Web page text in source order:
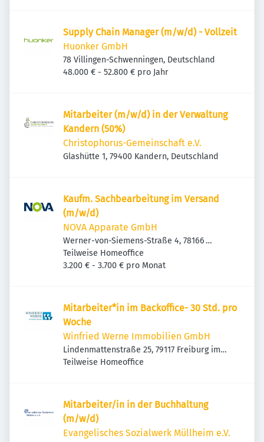
Supply Chain Manager (m/w/d) - Vollzeit
Huonker GmbH
78 Villingen-Schwenningen, Deutschland
48.000 € - 52.800 € pro Jahr
Mitarbeiter (m/w/d) in der Verwaltung
Kandern (50%)
Christophorus-Gemeinschaft e.V.
Glashütte 1, 79400 Kandern, Deutschland
Kaufm. Sachbearbeitung im Versand
(m/w/d)
NOVA Apparate GmbH
Werner-von-Siemens-Straße 4, 78166
Donaueschingen, Deutschland
Teilweise Homeoffice
3.200 € - 3.700 € pro Monat
Mitarbeiter*in im Backoffice- 30 Std. pro
Woche
Winfried Werne Immobilien GmbH
Lindenmattenstraße 25, 79117 Freiburg im
Breisgau, Deutschland
Teilweise Homeoffice
Mitarbeiter/in in der Buchhaltung
(m/w/d)
Evangelisches Sozialwerk Müllheim e.V.